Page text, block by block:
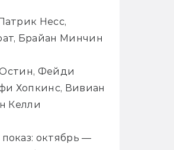
Несс,
Брайан Минчин
Остин, Фейди
Хопкинс, Вивиан
Келли
октябрь —